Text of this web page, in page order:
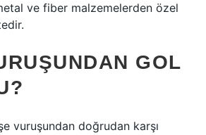
ve fiber malzemelerden özel
GOL
vuruşundan doğrudan karşı